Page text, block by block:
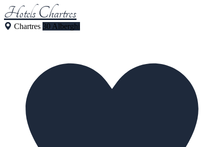
Hotels Chartres
Chartres 30 Alberghi